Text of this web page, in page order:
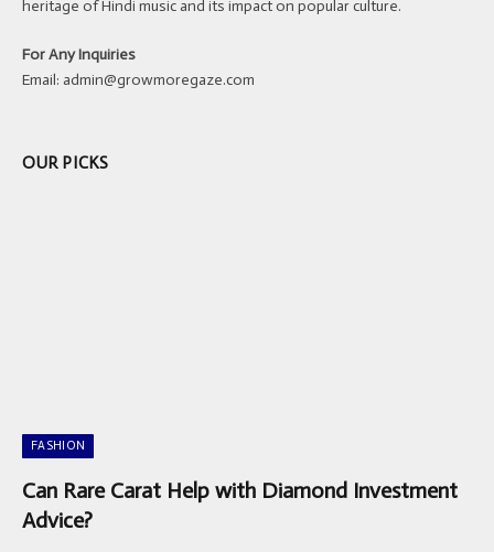
heritage of Hindi music and its impact on popular culture.
For Any Inquiries
Email: admin@growmoregaze.com
OUR PICKS
FASHION
Can Rare Carat Help with Diamond Investment
Advice?